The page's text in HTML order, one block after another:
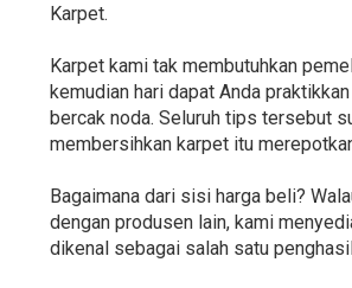
Karpet.
Karpet kami tak membutuhkan
kemudian hari dapat Anda
bercak noda. Seluruh tips tersebut
membersihkan karpet itu
Bagaimana dari sisi harga beli?
dengan produsen lain, kami
dikenal sebagai salah satu